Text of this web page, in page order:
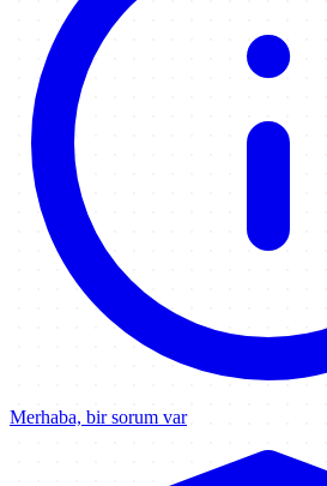
Merhaba, bir sorum var